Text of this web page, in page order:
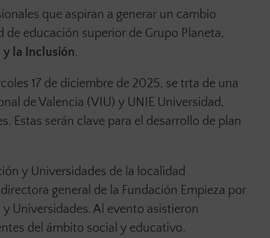
que aspiran a generar un cambio
de educación superior de Grupo Planeta,
y la Inclusión.
17 de diciembre de 2025, se trta de una
de Valencia (VIU) y UNIE Universidad,
Estas serán clave para el desarrollo de plan
y Universidades de la localidad
general de la Fundación Empieza por
Universidades. Al evento asistieron
del ámbito social y educativo.